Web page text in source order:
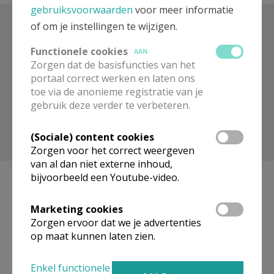
Zoek op trefwoord
Toon meer filters
Geen artikels gevonden.
Pagina's
gebruiksvoorwaarden voor meer informatie
of om je instellingen te wijzigen.
Functionele cookies
AAN
Zorgen dat de basisfuncties van het
portaal correct werken en laten ons
toe via de anonieme registratie van je
gebruik deze verder te verbeteren.
(Sociale) content cookies
Zorgen voor het correct weergeven
van al dan niet externe inhoud,
bijvoorbeeld een Youtube-video.
Marketing cookies
Zorgen ervoor dat we je advertenties
op maat kunnen laten zien.
Enkel functionele